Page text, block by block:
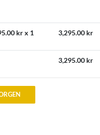
kr x 1 3,295.00kr
3,295.00kr